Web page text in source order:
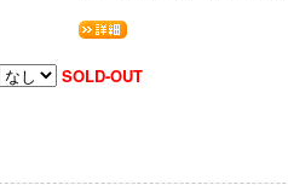
SOLD-OUT